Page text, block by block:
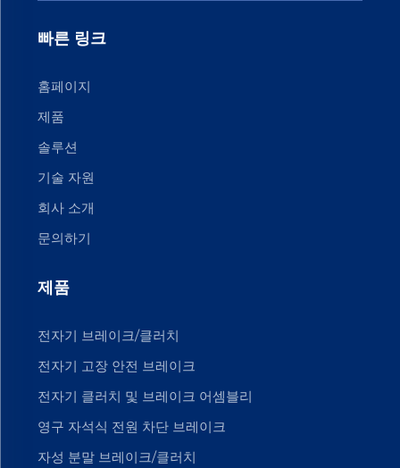
빠른 링크
홈페이지
제품
솔루션
기술 자원
회사 소개
문의하기
제품
전자기 브레이크/클러치
전자기 고장 안전 브레이크
전자기 클러치 및 브레이크 어셈블리
영구 자석식 전원 차단 브레이크
자성 분말 브레이크/클러치